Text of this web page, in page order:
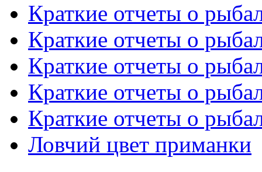
Краткие отчеты о
Краткие отчеты о
Краткие отчеты о
Краткие отчеты о
Краткие отчеты о
Ловчий цвет приманки